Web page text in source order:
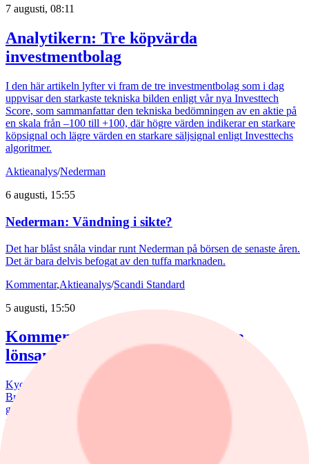
7 augusti, 08:11
Analytikern: Tre köpvärda
investmentbolag
I den här artikeln lyfter vi fram de tre investmentbolag som i dag
uppvisar den starkaste tekniska bilden enligt vår nya Investtech
Score, som sammanfattar den tekniska bedömningen av en aktie på
en skala från –100 till +100, där högre värden indikerar en starkare
köpsignal och lägre värden en starkare säljsignal enligt Investtechs
algoritmer.
Aktieanalys/Nederman
6 augusti, 15:55
Nederman: Vändning i sikte?
Det har blåst snåla vindar runt Nederman på börsen de senaste åren.
Det är bara delvis befogat av den tuffa marknaden.
Kommentar,Aktieanalys/Scandi Standard
5 augusti, 15:50
Kommentar: Kan nuggets bli lika
lönsamma som kycklingfilé?
Kycklingproducenten Scandi Standard håller hög fart i affärerna.
Bredden är uppfriskande och flera av affärerna kan bli riktiga
guldklimpar (nuggets). Fast då vill det till att just storsatsningen på
panerade kycklingprodukter, av typen chicken nuggets, blir lönsam.
Bostadsmarknad